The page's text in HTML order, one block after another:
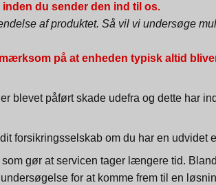
du sender den ind til os.
af produktet. Så vil vi undersøge
på at enheden typisk altid
påført skade udefra og dette har
forsikringsselskab om du har en
gør at servicen tager længere tid.
for at komme frem til en